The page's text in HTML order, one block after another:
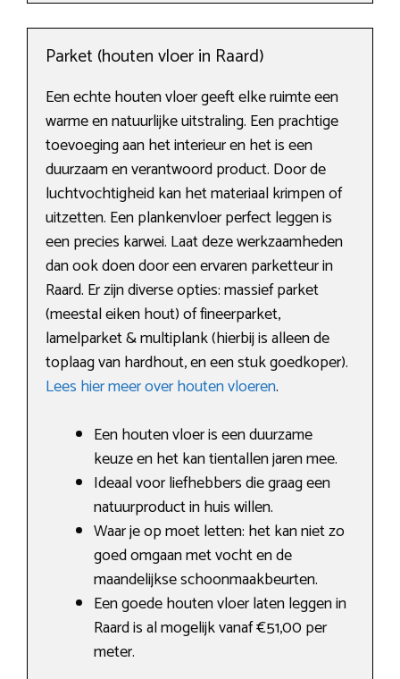
Parket (houten vloer in Raard)
Een echte houten vloer geeft elke ruimte een
warme en natuurlijke uitstraling. Een prachtige
toevoeging aan het interieur en het is een
duurzaam en verantwoord product. Door de
luchtvochtigheid kan het materiaal krimpen of
uitzetten. Een plankenvloer perfect leggen is
een precies karwei. Laat deze werkzaamheden
dan ook doen door een ervaren parketteur in
Raard. Er zijn diverse opties: massief parket
(meestal eiken hout) of fineerparket,
lamelparket & multiplank (hierbij is alleen de
toplaag van hardhout, en een stuk goedkoper).
Lees hier meer over houten vloeren.
Een houten vloer is een duurzame
keuze en het kan tientallen jaren mee.
Ideaal voor liefhebbers die graag een
natuurproduct in huis willen.
Waar je op moet letten: het kan niet zo
goed omgaan met vocht en de
maandelijkse schoonmaakbeurten.
Een goede houten vloer laten leggen in
Raard is al mogelijk vanaf €51,00 per
meter.